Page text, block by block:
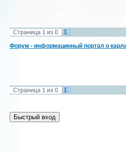
Страница 1 из 0 1
Форум - информацинный портал о
Страница 1 из 0 1